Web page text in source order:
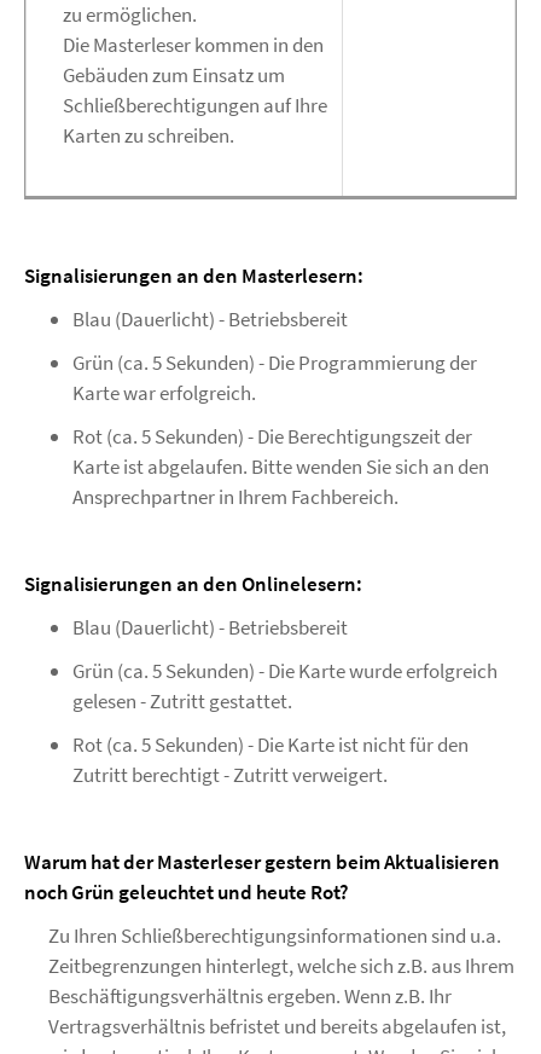
zu ermöglichen.
Die Masterleser kommen in den
Gebäuden zum Einsatz um
Schließberechtigungen auf Ihre
Karten zu schreiben.
Signalisierungen an den Masterlesern:
Blau (Dauerlicht) - Betriebsbereit
Grün (ca. 5 Sekunden) - Die Programmierung der
Karte war erfolgreich.
Rot (ca. 5 Sekunden) - Die Berechtigungszeit der
Karte ist abgelaufen. Bitte wenden Sie sich an den
Ansprechpartner in Ihrem Fachbereich.
Signalisierungen an den Onlinelesern:
Blau (Dauerlicht) - Betriebsbereit
Grün (ca. 5 Sekunden) - Die Karte wurde erfolgreich
gelesen - Zutritt gestattet.
Rot (ca. 5 Sekunden) - Die Karte ist nicht für den
Zutritt berechtigt - Zutritt verweigert.
Warum hat der Masterleser gestern beim Aktualisieren
noch Grün geleuchtet und heute Rot?
Zu Ihren Schließberechtigungsinformationen sind u.a.
Zeitbegrenzungen hinterlegt, welche sich z.B. aus Ihrem
Beschäftigungsverhältnis ergeben. Wenn z.B. Ihr
Vertragsverhältnis befristet und bereits abgelaufen ist,